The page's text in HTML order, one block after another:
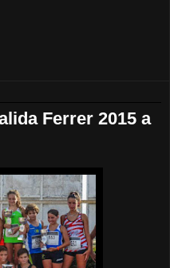
Ferrer 2015 a